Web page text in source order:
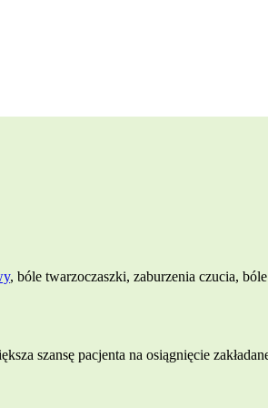
, bóle twarzoczaszki, zaburzenia czucia, bóle
szansę pacjenta na osiągnięcie